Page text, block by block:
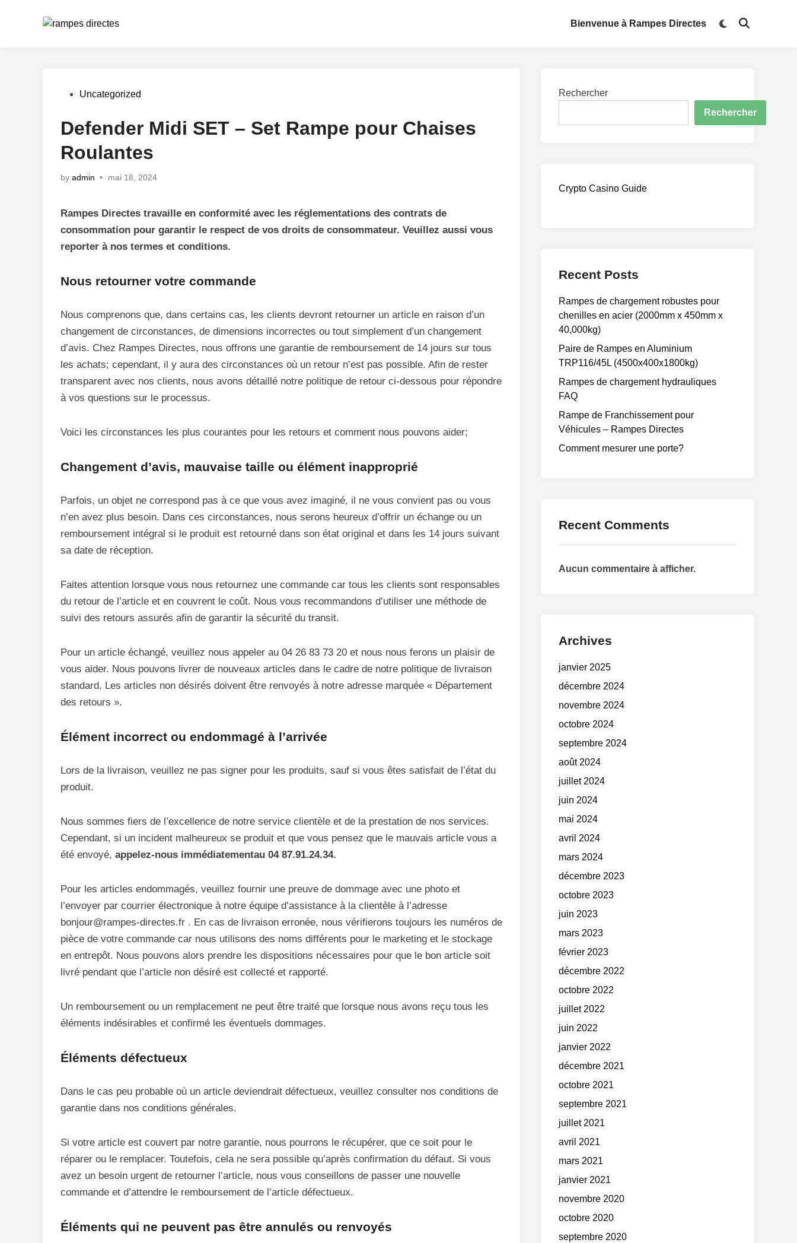
Bienvenue à Rampes Directes
Switch
Open
PostedUncategorized
Defender Midi SET – Set Rampe pour Chaises
Roulantes
by admin • mai 18, 2024
Rampes Directes travaille en conformité avec les réglementations des contrats de
consommation pour garantir le respect de vos droits de consommateur. Veuillez aussi vous
reporter à nos termes et conditions.
Nous retourner votre commande
Nous comprenons que, dans certains cas, les clients devront retourner un article en raison d’un
changement de circonstances, de dimensions incorrectes ou tout simplement d’un changement
d’avis. Chez Rampes Directes, nous offrons une garantie de remboursement de 14 jours sur tous
les achats; cependant, il y aura des circonstances où un retour n’est pas possible. Afin de rester
transparent avec nos clients, nous avons détaillé notre politique de retour ci-dessous pour répondre
à vos questions sur le processus.
Voici les circonstances les plus courantes pour les retours et comment nous pouvons aider;
Changement d’avis, mauvaise taille ou élément inapproprié
Parfois, un objet ne correspond pas à ce que vous avez imaginé, il ne vous convient pas ou vous
n’en avez plus besoin. Dans ces circonstances, nous serons heureux d’offrir un échange ou un
remboursement intégral si le produit est retourné dans son état original et dans les 14 jours suivant
sa date de réception.
Faites attention lorsque vous nous retournez une commande car tous les clients sont responsables
du retour de l’article et en couvrent le coût. Nous vous recommandons d’utiliser une méthode de
suivi des retours assurés afin de garantir la sécurité du transit.
Pour un article échangé, veuillez nous appeler au 04 26 83 73 20 et nous nous ferons un plaisir de
vous aider. Nous pouvons livrer de nouveaux articles dans le cadre de notre politique de livraison
standard. Les articles non désirés doivent être renvoyés à notre adresse marquée « Département
des retours ».
Élément incorrect ou endommagé à l’arrivée
Lors de la livraison, veuillez ne pas signer pour les produits, sauf si vous êtes satisfait de l’état du
produit.
Nous sommes fiers de l’excellence de notre service clientèle et de la prestation de nos services.
Cependant, si un incident malheureux se produit et que vous pensez que le mauvais article vous a
été envoyé, appelez-nous immédiatementau 04 87.91.24.34.
Pour les articles endommagés, veuillez fournir une preuve de dommage avec une photo et
l’envoyer par courrier électronique à notre équipe d’assistance à la clientèle à l’adresse
bonjour@rampes-directes.fr . En cas de livraison erronée, nous vérifierons toujours les numéros de
pièce de votre commande car nous utilisons des noms différents pour le marketing et le stockage
en entrepôt. Nous pouvons alors prendre les dispositions nécessaires pour que le bon article soit
livré pendant que l’article non désiré est collecté et rapporté.
Un remboursement ou un remplacement ne peut être traité que lorsque nous avons reçu tous les
éléments indésirables et confirmé les éventuels dommages.
Éléments défectueux
Dans le cas peu probable où un article deviendrait défectueux, veuillez consulter nos conditions de
garantie dans nos conditions générales.
Si votre article est couvert par notre garantie, nous pourrons le récupérer, que ce soit pour le
réparer ou le remplacer. Toutefois, cela ne sera possible qu’après confirmation du défaut. Si vous
avez un besoin urgent de retourner l’article, nous vous conseillons de passer une nouvelle
commande et d’attendre le remboursement de l’article défectueux.
Éléments qui ne peuvent pas être annulés ou renvoyés
Rechercher
Rechercher
Crypto Casino Guide
Recent Posts
Rampes de chargement robustes pour
chenilles en acier (2000mm x 450mm x
40,000kg)
Paire de Rampes en Aluminium
TRP116/45L (4500x400x1800kg)
Rampes de chargement hydrauliques
FAQ
Rampe de Franchissement pour
Véhicules – Rampes Directes
Comment mesurer une porte?
Recent Comments
Aucun commentaire à afficher.
Archives
janvier 2025
décembre 2024
novembre 2024
octobre 2024
septembre 2024
août 2024
juillet 2024
juin 2024
mai 2024
avril 2024
mars 2024
décembre 2023
octobre 2023
juin 2023
mars 2023
février 2023
décembre 2022
octobre 2022
juillet 2022
juin 2022
janvier 2022
décembre 2021
octobre 2021
septembre 2021
juillet 2021
avril 2021
mars 2021
janvier 2021
novembre 2020
octobre 2020
septembre 2020